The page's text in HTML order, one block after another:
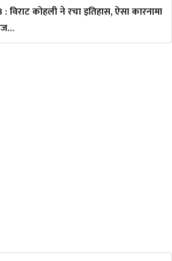
कोहली ने रचा इतिहास, ऐसा कारनामा